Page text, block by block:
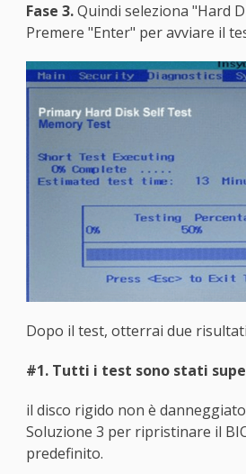
Fase 3.Quindi seleziona "Hard
Premere "Enter" per avviare il
Dopo il test, otterrai due
#1. Tutti i test sono stati
il disco rigido non è
Soluzione 3 per ripristinare il
predefinito.